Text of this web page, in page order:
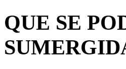
QUE SE